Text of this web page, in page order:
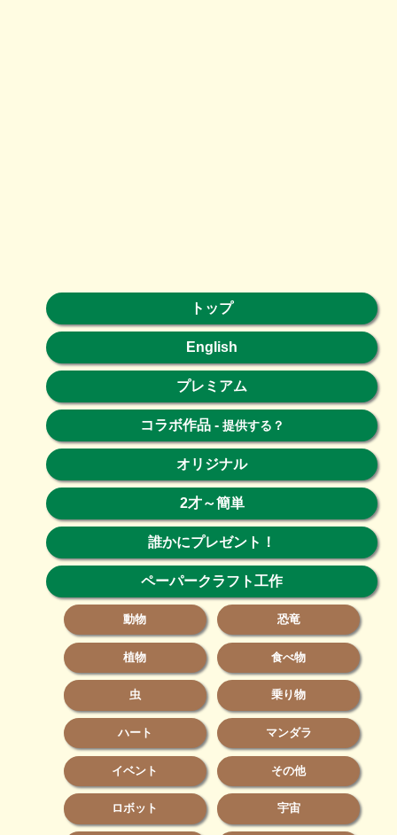
トップ
English
プレミアム
コラボ作品- 提供する？
オリジナル
2才～簡単
誰かにプレゼント！
ペーパークラフト工作
動物 恐竜
植物 食べ物
虫 乗り物
ハート マンダラ
イベント その他
ロボット 宇宙